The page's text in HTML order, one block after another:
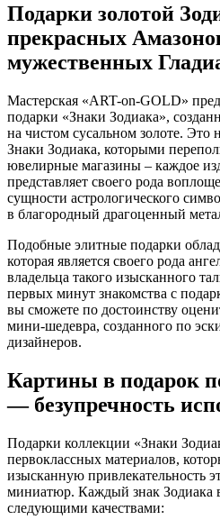
Подарки золотой
прекрасных
мужественных
Мастерская «ART-on-GOLD»
подарки «Знаки Зодиака»,
на чистом сусальном золоте. Это
Знаки Зодиака, которыми
ювелирные магазины – каждое
представляет своего рода
сущности астрологического
в благородный драгоценный
Подобные элитные подарки
которая является своего рода
владельца такого изысканного
первых минут знакомства с
вы сможете по достоинству
мини-шедевра, созданного по
дизайнеров.
Картины в подарок
— безупречность
Подарки коллекции «Знаки
первоклассных материалов,
изысканную привлекательность
миниатюр. Каждый знак Зодиака
следующими качествами: